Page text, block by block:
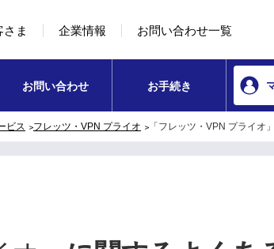
ンツのリンクナビゲーションへ移動
ま 企業情報 お問い合わせ一覧
お問い合わせ お手続き
ビス フレッツ・VPN プライオ 「フレッツ・VPN プライオ